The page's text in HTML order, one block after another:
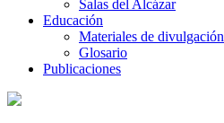
Salas del Alcázar
Educación
Materiales de divulgación
Glosario
Publicaciones